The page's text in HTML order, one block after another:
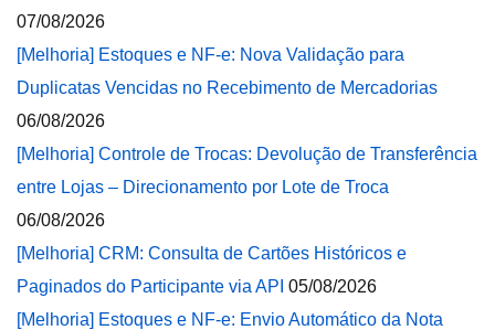
07/08/2026
[Melhoria] Estoques e NF-e: Nova Validação para
Duplicatas Vencidas no Recebimento de Mercadorias
06/08/2026
[Melhoria] Controle de Trocas: Devolução de Transferência
entre Lojas – Direcionamento por Lote de Troca
06/08/2026
[Melhoria] CRM: Consulta de Cartões Históricos e
Paginados do Participante via API 05/08/2026
[Melhoria] Estoques e NF-e: Envio Automático da Nota